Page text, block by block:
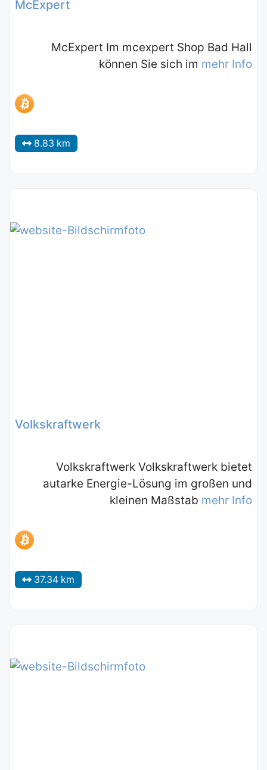
McExpert
McExpert Im mcexpert Shop Bad Hall
können Sie sich im mehr Info
8.83 km
Volkskraftwerk
Volkskraftwerk Volkskraftwerk bietet
autarke Energie-Lösung im großen und
kleinen Maßstab mehr Info
37.34 km